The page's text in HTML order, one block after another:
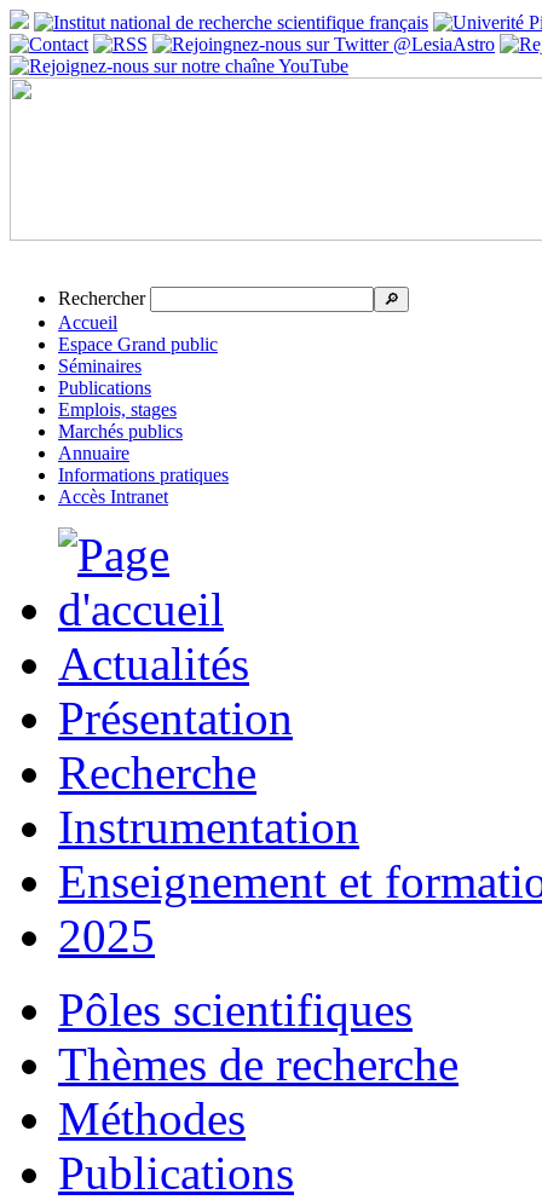
Rechercher 🔎
Accueil
Espace Grand public
Séminaires
Publications
Emplois, stages
Marchés publics
Annuaire
Informations pratiques
Accès Intranet
Actualités
Présentation
Recherche
Instrumentation
Enseignement et
2025
Pôles scientifiques
Thèmes de recherche
Méthodes
Publications